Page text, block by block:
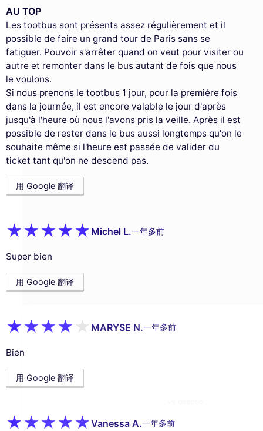
This website uses
cookies
We use cookies and your personal data to
can accept, reject or manage your preferences at any time.
AU TOP
Les tootbus sont présents assez régulièrement et il
possible de faire un grand tour de Paris sans se
fatiguer. Pouvoir s'arrêter quand on veut pour visiter ou
autre et remonter dans le bus autant de fois que nous
le voulons.
Si nous prenons le tootbus 1 jour, pour la première fois
dans la journée, il est encore valable le jour d'après
jusqu'à l'heure où nous l'avons pris la veille. Après il est
possible de rester dans le bus aussi longtemps qu'on le
souhaite même si l'heure est passée de valider du
ticket tant qu'on ne descend pas.
用 Google 翻译
Michel L.一年多前
Super bien
用 Google 翻译
MARYSE N.一年多前
Bien
用 Google 翻译
Vanessa A.一年多前